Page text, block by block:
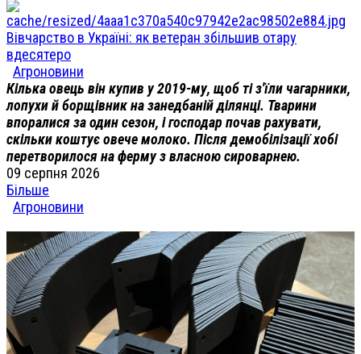
Вівчарство в Україні: як ветеран збільшив отару
вдесятеро
Агроновини
Кілька овець він купив у 2019-му, щоб ті з'їли чагарники,
лопухи й борщівник на занедбаній ділянці. Тварини
впоралися за один сезон, і господар почав рахувати,
скільки коштує овече молоко. Після демобілізації хобі
перетворилося на ферму з власною сироварнею.
09 серпня 2026
Більше
Агроновини